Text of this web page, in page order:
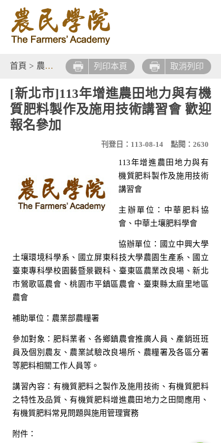
首頁 > 農業新知 > 課程快報 取消列印
列印本頁
[新北市]113年增進農田地力與有機
質肥料製作及施用技術講習會 歡迎
報名參加
刊登日：113-08-14 點閱：2630
113年增進農田地力與有
機質肥料製作及施用技術
講習會
主辦單位：中華肥料協
會、中華土壤肥料學會
協辦單位：國立中興大學
土壤環境科學系、國立屏東科技大學農園生產系、國立
臺東專科學校園藝暨景觀科、臺東區農業改良場、新北
市鶯歌區農會、桃園市平鎮區農會、臺東縣太麻里地區
農會
補助單位：農業部農糧署
參加對象：肥料業者、各鄉鎮農會推廣人員、產銷班班
員及個別農友、農業試驗改良場所、農糧署及各區分署
等肥料相關工作人員等。
講習內容：有機質肥料之製作及施用技術、有機質肥料
之特性及品質、有機質肥料增進農田地力之田間應用、
有機質肥料常見問題與施用管理實務
附件：